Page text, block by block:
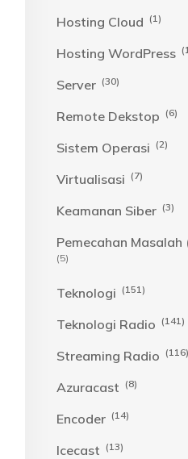
Hosting Cloud (1)
Hosting WordPress
Server (30)
Remote Dekstop (6)
Sistem Operasi (2)
Virtualisasi (7)
Keamanan Siber (3)
Pemecahan
(5)
Teknologi (151)
Teknologi Radio (141)
Streaming Radio (116)
Azuracast (8)
Encoder (14)
Icecast (13)